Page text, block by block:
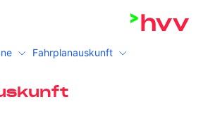
Fahrplanauskunft